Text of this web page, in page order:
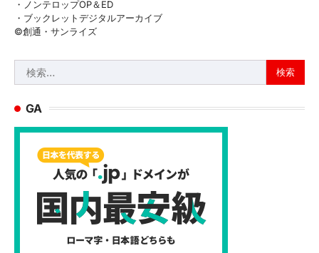
・ノンテロップOP＆ED
・ブックレットデジタルアーカイブ
©創通・サンライズ
索:
GA